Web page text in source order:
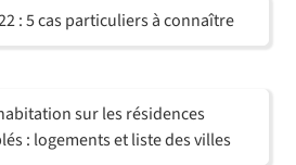
: 5 cas particuliers à connaître
sur les résidences
: logements et liste des villes